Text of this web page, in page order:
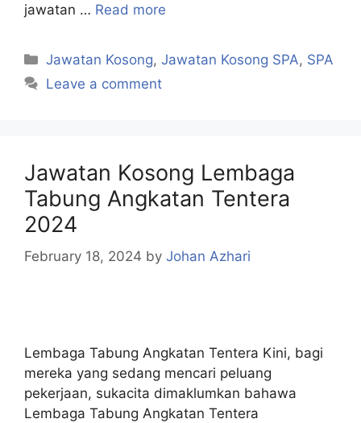
jawatan … Read more
Categories
Jawatan Kosong,Jawatan Kosong SPA, SPA
Leave a comment
Jawatan Kosong Lembaga
Tabung Angkatan Tentera
2024
February 18, 2024 by Johan Azhari
Lembaga Tabung Angkatan Tentera Kini, bagi
mereka yang sedang mencari peluang
pekerjaan, sukacita dimaklumkan bahawa
Lembaga Tabung Angkatan Tentera